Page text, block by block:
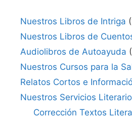
Nuestros Libros de Intriga
Nuestros Libros de
Audiolibros de Autoayuda
Nuestros Cursos para la
Relatos Cortos e
Nuestros Servicios
Corrección Textos